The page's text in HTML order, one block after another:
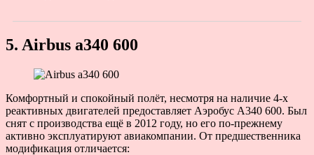
5. Airbus a340 600
Комфортный и спокойный полёт, несмотря на наличие 4-х
реактивных двигателей предоставляет Аэробус А340 600. Был
снят с производства ещё в 2012 году, но его по-прежнему
активно эксплуатируют авиакомпании. От предшественника
модификация отличается: